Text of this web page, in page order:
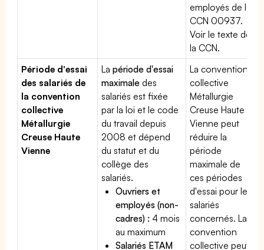
employés de la
CCN 00937.
Voir le texte de
la CCN.
Période d'essai
des salariés de
la convention
collective
Métallurgie
Creuse Haute
Vienne
Lapériode d'essai
maximale des
salariés est fixée
par la loi et le code
du travail depuis
2008 et dépend
du statut et du
collège des
salariés.
Ouvriers et
employés (non-
cadres) : 4 mois
au maximum
Salariés ETAM
La convention
collective
Métallurgie
Creuse Haute
Vienne peut
réduire la
période
maximale de
ces périodes
d'essai pour les
salariés
concernés. La
convention
collective peut